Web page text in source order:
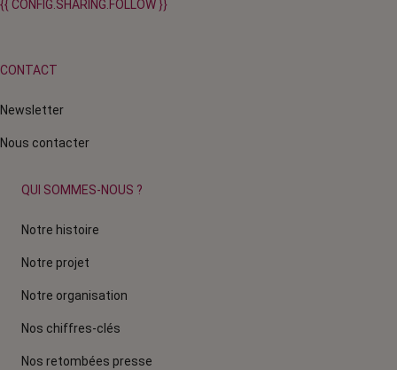
{{ CONFIG.SHARING.FOLLOW }}
CONTACT
Newsletter
Nous contacter
QUI SOMMES-NOUS ?
Notre histoire
Notre projet
Notre organisation
Nos chiffres-clés
Nos retombées presse